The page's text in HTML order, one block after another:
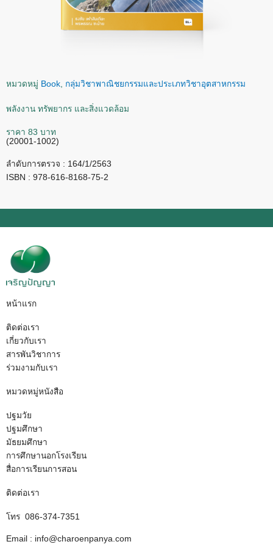
หมวดหมู่ Book, กลุ่มวิชาพาณิชยกรรมและประเภทวิชาอุตสาหกรรม
พลังงาน ทรัพยากร และสิ่งแวดล้อม
ราคา 83 บาท
(20001-1002)
ลำดับการตรวจ : 164/1/2563
ISBN : 978-616-8168-75-2
หน้าแรก
ติดต่อเรา
เกี่ยวกับเรา
สารพันวิชาการ
ร่วมงามกับเรา
หมวดหมู่หนังสือ
ปฐมวัย
ปฐมศึกษา
มัธยมศึกษา
การศึกษานอกโรงเรียน
สื่อการเรียนการสอน
ติดต่อเรา
โทร 086-374-7351
Email : info@charoenpanya.com